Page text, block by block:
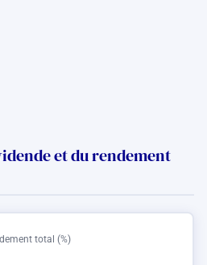
et du rendement
total (%)